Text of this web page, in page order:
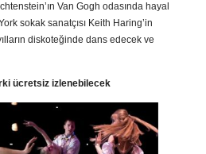
Van Gogh odasında hayal
sokak sanatçısı Keith Haring’in
diskoteğinde dans edecek ve
ücretsiz izlenebilecek